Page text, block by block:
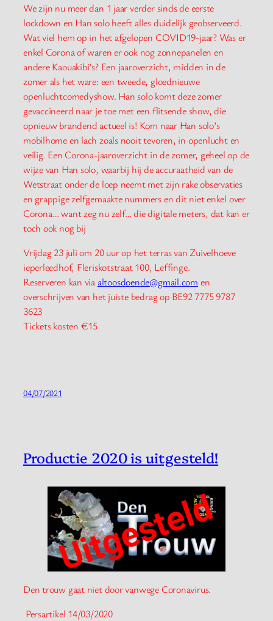
We zijn nu meer dan 1 jaar verder sinds de eerste
lockdown en Han solo heeft alles duidelijk geobserveerd.
Wat viel hem op in het afgelopen COVID19-jaar? Was er
enkel Corona of waren er ook nog zonnepanelen en
andere Kaouakibi’s? Een jaaroverzicht, midden in de
zomer als het ware: een tweede, gloednieuwe
openluchtcomedyshow. Han solo komt deze zomer
gevaccineerd naar je toe met een flitsende show, die
opnieuw brandend actueel is! Kom naar Han solo’s
mobilhome en lach zoals nooit tevoren, in openlucht en
veilig. Een Corona-jaaroverzicht in de zomer, geheel op de
wijze van Han solo, waarbij hij de accuraatheid van de
Wetstraat onder de loep neemt met zijn rake observaties
en grappige zelfgemaakte nummers en dit niet enkel over
Corona… want zeg nu zelf… die digitale meters, dat kan er
toch ook nog bij
Vrijdag 23 juli om 20 uur op het terras van Zuivelhoeve
ieperleedhof, Fleriskotstraat 100, Leffinge.
Reserveren kan via altoosdoende@gmail.com en
overschrijven van het juiste bedrag op BE92 7775 9787
3623
Tickets kosten €15
04/07/2021
Productie 2020 is uitgesteld!
Den trouw gaat niet door vanwege Coronavirus.
Persartikel 14/03/2020